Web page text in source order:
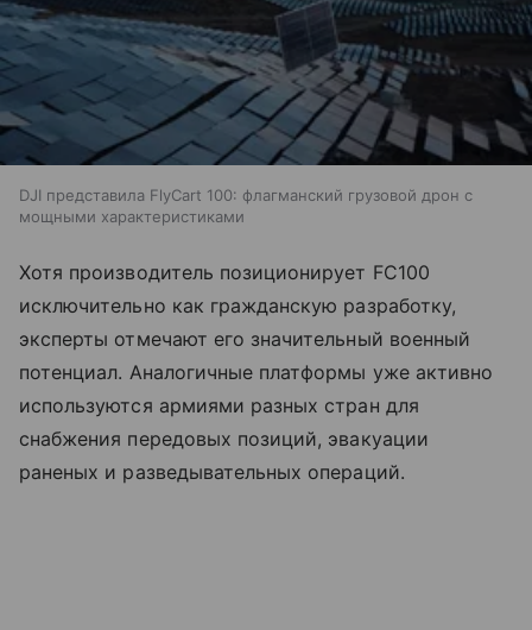
DJI представила FlyCart 100: флагманский грузовой дрон с
мощными характеристиками
Хотя производитель позиционирует FC100
исключительно как гражданскую разработку,
эксперты отмечают его значительный военный
потенциал. Аналогичные платформы уже активно
используются армиями разных стран для
снабжения передовых позиций, эвакуации
раненых и разведывательных операций.